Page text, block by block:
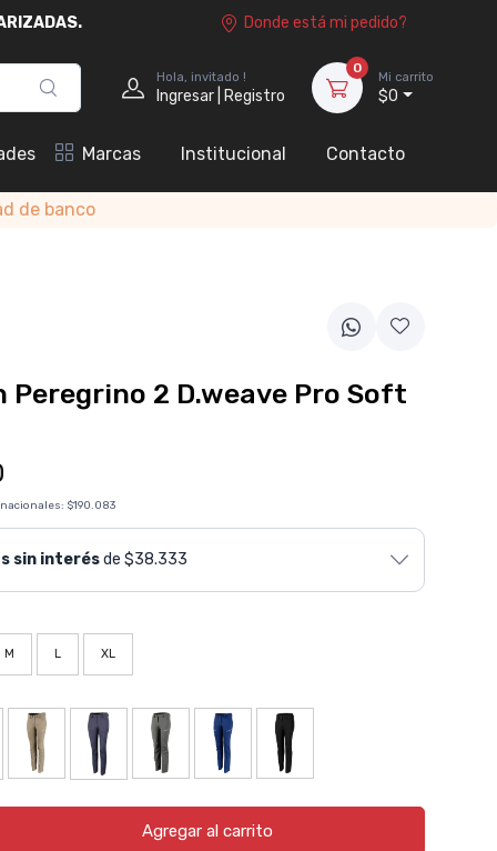
Donde está mi pedido?
Hola, invitado !
Ingresar | Registro
0
Mi carrito
$0
Marcas Institucional Contacto
de banco
Peregrino 2 D.weave Pro Soft
$190.083
sin interésde $38.333
M L XL
Agregar al carrito